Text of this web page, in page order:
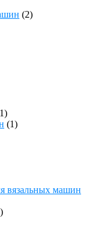
(2)
(1)
вязальных машин